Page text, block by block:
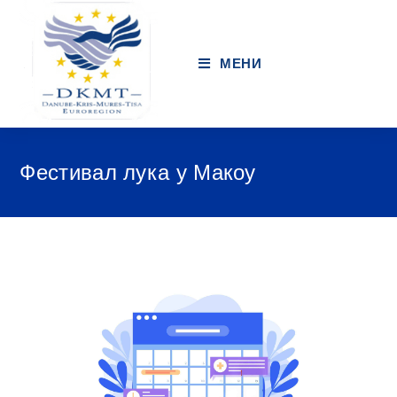
МЕНИ
Фестивал лука у Макоу